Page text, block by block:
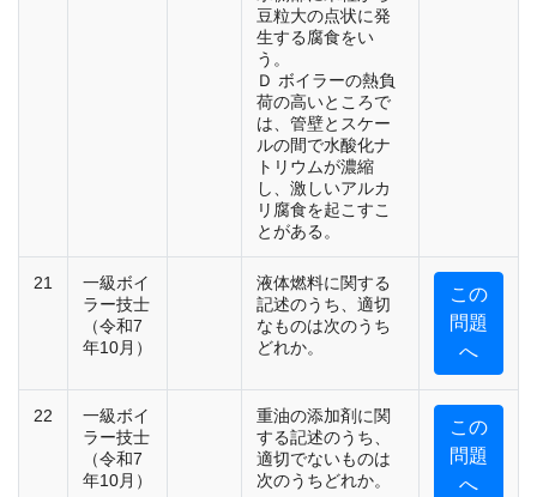
豆粒大の点状に発
生する腐食をい
う。
Ｄ ボイラーの熱負
荷の高いところで
は、管壁とスケー
ルの間で水酸化ナ
トリウムが濃縮
し、激しいアルカ
リ腐食を起こすこ
とがある。
21
一級ボイ
ラー技士
（令和7
年10月）
液体燃料に関する
記述のうち、適切
なものは次のうち
どれか。
この
問題
へ
22
一級ボイ
ラー技士
（令和7
年10月）
重油の添加剤に関
する記述のうち、
適切でないものは
次のうちどれか。
この
問題
へ